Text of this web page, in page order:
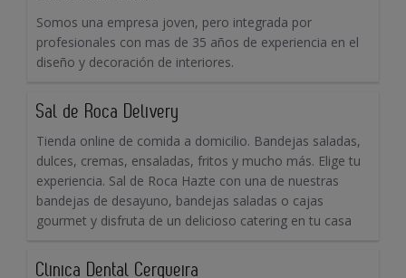
Somos una empresa joven, pero integrada por
profesionales con mas de 35 años de experiencia en el
diseño y decoración de interiores.
Sal de Roca Delivery
Tienda online de comida a domicilio. Bandejas saladas,
dulces, cremas, ensaladas, fritos y mucho más. Elige tu
experiencia. Sal de Roca Hazte con una de nuestras
bandejas de desayuno, bandejas saladas o cajas
gourmet y disfruta de un delicioso catering en tu casa
Clinica Dental Cerqueira